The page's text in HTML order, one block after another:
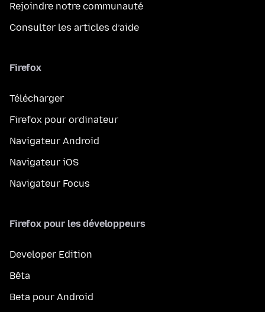
Rejoindre notre communauté
Consulter les articles d’aide
Firefox
Télécharger
Firefox pour ordinateur
Navigateur Android
Navigateur iOS
Navigateur Focus
Firefox pour les développeurs
Developer Edition
Bêta
Beta pour Android